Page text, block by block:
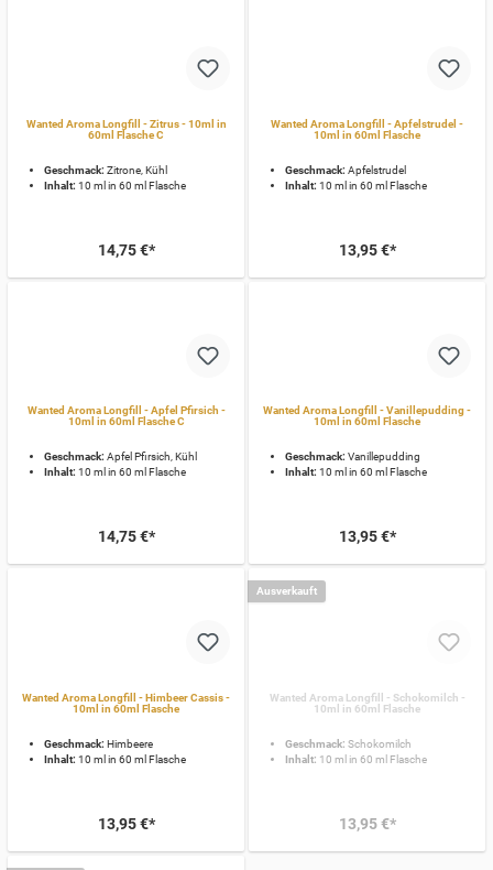
Wanted Aroma Longfill - Zitrus - 10ml in
60ml Flasche C
Geschmack: Zitrone, Kühl
Inhalt: 10 ml in 60 ml Flasche
14,75 €*
Wanted Aroma Longfill - Apfelstrudel -
10ml in 60ml Flasche
Geschmack: Apfelstrudel
Inhalt: 10 ml in 60 ml Flasche
13,95 €*
Wanted Aroma Longfill - Apfel Pfirsich -
10ml in 60ml Flasche C
Geschmack: Apfel Pfirsich, Kühl
Inhalt: 10 ml in 60 ml Flasche
14,75 €*
Wanted Aroma Longfill - Vanillepudding -
10ml in 60ml Flasche
Geschmack: Vanillepudding
Inhalt: 10 ml in 60 ml Flasche
13,95 €*
Wanted Aroma Longfill - Himbeer Cassis -
10ml in 60ml Flasche
Geschmack: Himbeere
Inhalt: 10 ml in 60 ml Flasche
13,95 €*
Ausverkauft
Wanted Aroma Longfill - Schokomilch -
10ml in 60ml Flasche
Geschmack: Schokomilch
Inhalt: 10 ml in 60 ml Flasche
13,95 €*